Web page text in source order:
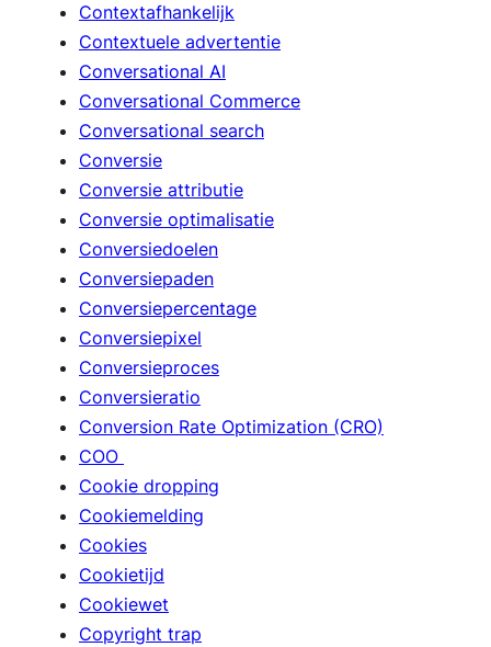
Contextafhankelijk
Contextuele advertentie
Conversational AI
Conversational Commerce
Conversational search
Conversie
Conversie attributie
Conversie optimalisatie
Conversiedoelen
Conversiepaden
Conversiepercentage
Conversiepixel
Conversieproces
Conversieratio
Conversion Rate Optimization (CRO)
COO
Cookie dropping
Cookiemelding
Cookies
Cookietijd
Cookiewet
Copyright trap